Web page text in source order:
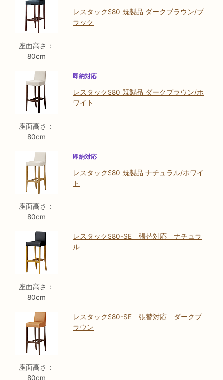
座面高さ：
80cm
レスタックS80 既製品 ダークブラウン/ブ
ラック
座面高さ：
80cm
即納対応
レスタックS80 既製品 ダークブラウン/ホ
ワイト
座面高さ：
80cm
即納対応
レスタックS80 既製品 ナチュラル/ホワイ
ト
座面高さ：
80cm
レスタックS80-SE 張替対応 ナチュラ
ル
座面高さ：
80cm
レスタックS80-SE 張替対応 ダークブ
ラウン